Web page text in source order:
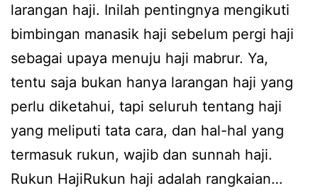
larangan haji. Inilah pentingnya mengikuti
bimbingan manasik haji sebelum pergi haji
sebagai upaya menuju haji mabrur. Ya,
tentu saja bukan hanya larangan haji yang
perlu diketahui, tapi seluruh tentang haji
yang meliputi tata cara, dan hal-hal yang
termasuk rukun, wajib dan sunnah haji.
Rukun HajiRukun haji adalah rangkaian…